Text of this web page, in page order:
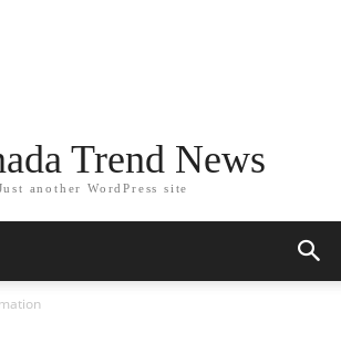
Trend News
another WordPress site